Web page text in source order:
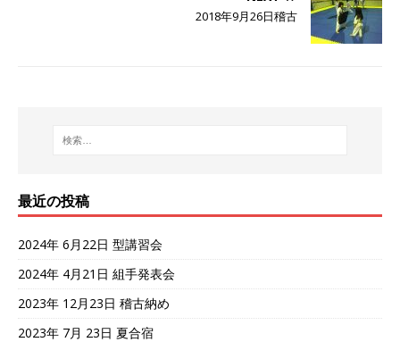
2018年9月26日稽古
最近の投稿
2024年 6月22日 型講習会
2024年 4月21日 組手発表会
2023年 12月23日 稽古納め
2023年 7月 23日 夏合宿